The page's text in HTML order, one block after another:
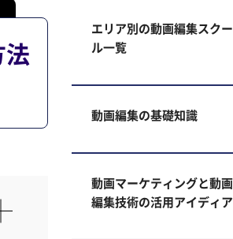
エリア別の動画編集スクー
ル一覧
動画編集の基礎知識
動画マーケティングと動画
編集技術の活用アイディア